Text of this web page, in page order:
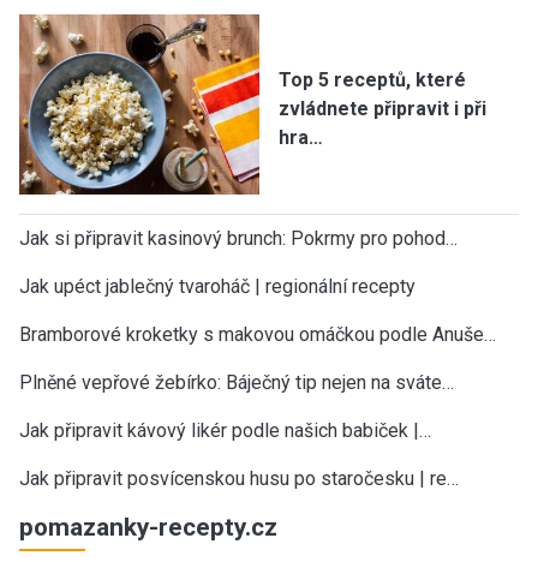
Top 5 receptů, které
zvládnete připravit i při
hra…
Jak si připravit kasinový brunch: Pokrmy pro pohod…
Jak upéct jablečný tvaroháč | regionální recepty
Bramborové kroketky s makovou omáčkou podle Anuše…
Plněné vepřové žebírko: Báječný tip nejen na sváte…
Jak připravit kávový likér podle našich babiček |…
Jak připravit posvícenskou husu po staročesku | re…
pomazanky-recepty.cz